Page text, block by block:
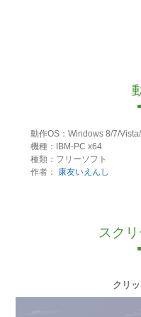
動作OS：Windows 8/7/
機種：IBM-PC x64
種類：フリーソフト
作者：
康友いえんし
スク
クリ